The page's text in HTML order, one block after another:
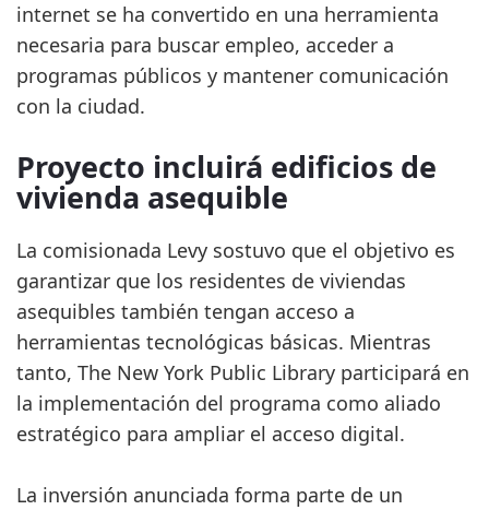
internet se ha convertido en una herramienta
necesaria para buscar empleo, acceder a
programas públicos y mantener comunicación
con la ciudad.
Proyecto incluirá edificios de
vivienda asequible
La comisionada Levy sostuvo que el objetivo es
garantizar que los residentes de viviendas
asequibles también tengan acceso a
herramientas tecnológicas básicas. Mientras
tanto, The New York Public Library participará en
la implementación del programa como aliado
estratégico para ampliar el acceso digital.
La inversión anunciada forma parte de un